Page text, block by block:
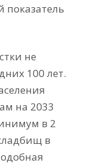
не
100 лет.
на 2033
в 2
в